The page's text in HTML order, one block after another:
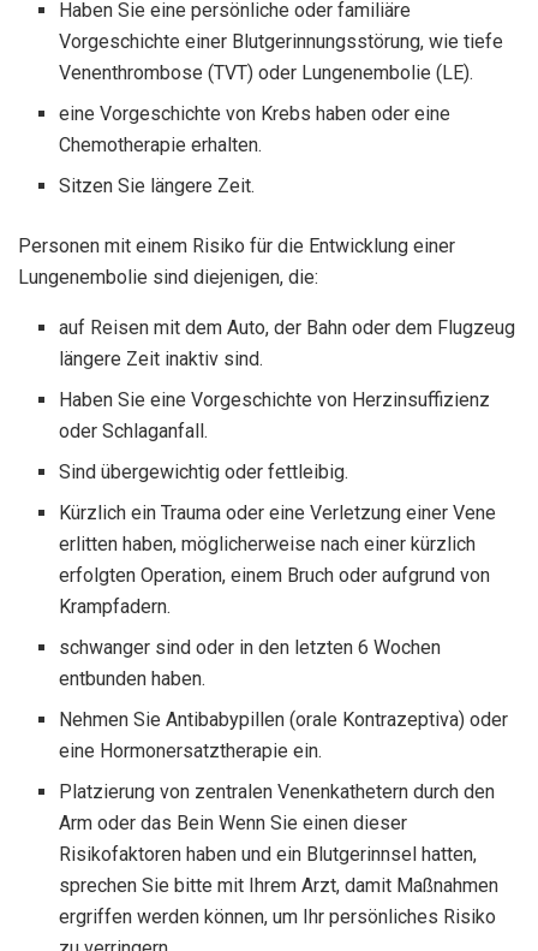
Haben Sie eine persönliche oder familiäre
Vorgeschichte einer Blutgerinnungsstörung, wie tiefe
Venenthrombose (TVT) oder Lungenembolie (LE).
eine Vorgeschichte von Krebs haben oder eine
Chemotherapie erhalten.
Sitzen Sie längere Zeit.
Personen mit einem Risiko für die Entwicklung einer
Lungenembolie sind diejenigen, die:
auf Reisen mit dem Auto, der Bahn oder dem Flugzeug
längere Zeit inaktiv sind.
Haben Sie eine Vorgeschichte von Herzinsuffizienz
oder Schlaganfall.
Sind übergewichtig oder fettleibig.
Kürzlich ein Trauma oder eine Verletzung einer Vene
erlitten haben, möglicherweise nach einer kürzlich
erfolgten Operation, einem Bruch oder aufgrund von
Krampfadern.
schwanger sind oder in den letzten 6 Wochen
entbunden haben.
Nehmen Sie Antibabypillen (orale Kontrazeptiva) oder
eine Hormonersatztherapie ein.
Platzierung von zentralen Venenkathetern durch den
Arm oder das Bein Wenn Sie einen dieser
Risikofaktoren haben und ein Blutgerinnsel hatten,
sprechen Sie bitte mit Ihrem Arzt, damit Maßnahmen
ergriffen werden können, um Ihr persönliches Risiko